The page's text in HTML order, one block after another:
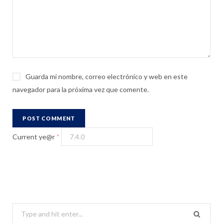
Guarda mi nombre, correo electrónico y web en este
navegador para la próxima vez que comente.
Current ye@r *